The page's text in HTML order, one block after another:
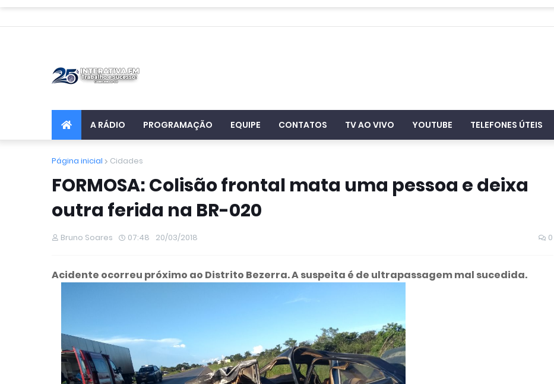
A RÁDIO PROGRAMAÇÃO EQUIPE CONTATOS TV AO VIVO YOUTUBE TELEFONES ÚTEIS
Página inicial Cidades
FORMOSA: Colisão frontal mata uma pessoa e deixa
outra ferida na BR-020
Bruno Soares 07:48 20/03/2018 0
Acidente ocorreu próximo ao Distrito Bezerra. A suspeita é de ultrapassagem mal sucedida.